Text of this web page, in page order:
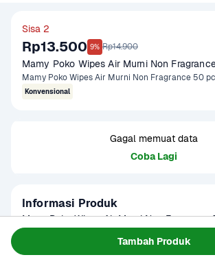
Tambah Produk
Sisa 2
Rp13.500 9% Rp14.900
Mamy Poko Wipes Air Murni Non
Mamy Poko Wipes Air Murni Non Fragrance 50
Konvensional
Gagal memuat data
Coba Lagi
Informasi Produk
MamyPoko Wipes Air Murni Non
membersihkan kulit sensitif si kecil dengan